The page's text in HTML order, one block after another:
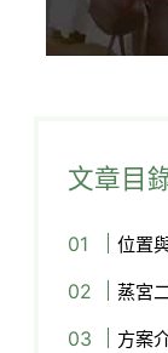
文章目
位置
蒸宮
方案